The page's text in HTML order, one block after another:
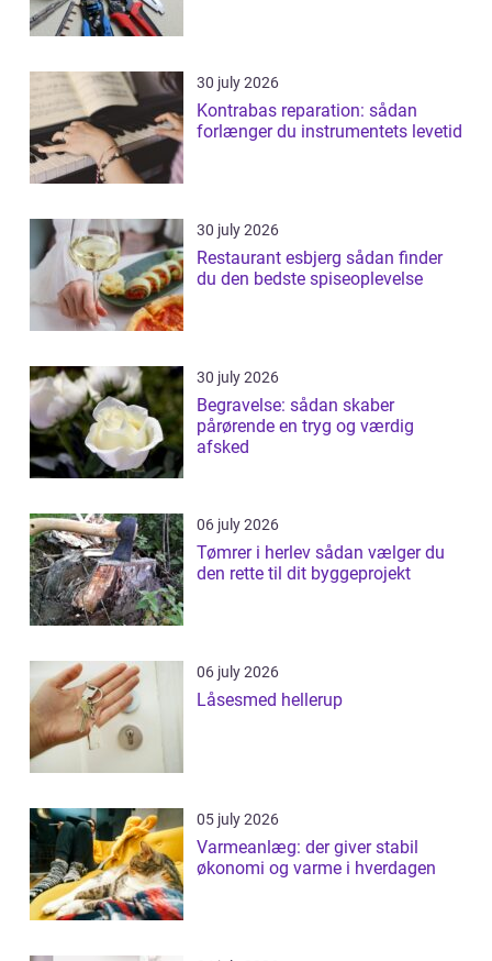
30 july 2026
Kontrabas reparation: sådan
forlænger du instrumentets levetid
30 july 2026
Restaurant esbjerg sådan finder
du den bedste spiseoplevelse
30 july 2026
Begravelse: sådan skaber
pårørende en tryg og værdig
afsked
06 july 2026
Tømrer i herlev sådan vælger du
den rette til dit byggeprojekt
06 july 2026
Låsesmed hellerup
05 july 2026
Varmeanlæg: der giver stabil
økonomi og varme i hverdagen